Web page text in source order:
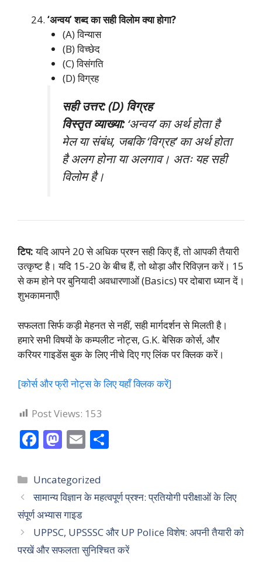
‘अन्वय’ शब्द का सही विलोम क्या होगा?
(A) विन्यास
(B) विच्छेद
(C) विसंगति
(D) विग्रह
सही उत्तर: (D) विग्रह
विस्तृत व्याख्या:‘अन्वय’ का अर्थ होता है
मेल या संबंध, जबकि ‘विग्रह’ का अर्थ होता
है अलग होना या अलगाव। अतः यह सही
विलोम है।
टिप:यदि आपने 20 से अधिक प्रश्न सही किए हैं, तो आपकी तैयारी
उत्कृष्ट है। यदि 15-20 के बीच हैं, तो थोड़ा और रिविज़न करें। 15
से कम होने पर बुनियादी अवधारणाओं (Basics) पर दोबारा ध्यान दें।
शुभकामनाएँ!
सफलता सिर्फ कड़ी मेहनत से नहीं, सही मार्गदर्शन से मिलती है।
हमारे सभी विषयों के कम्पलीट नोट्स, G.K. बेसिक कोर्स, और
करियर गाइडेंस बुक के लिए नीचे दिए गए लिंक पर क्लिक करें।
[कोर्स और फ्री नोट्स के लिए यहाँ क्लिक करें]
Post Views: 153
F
e
b
o
o
k
M
to
d
o
n
E
ai
l e
Categories
Uncategorized
सामान्य विज्ञान के महत्वपूर्ण प्रश्न: प्रतियोगी परीक्षाओं के लिए
संपूर्ण अभ्यास गाइड
UPPSC, UPSSSC और UP Police विशेष: अपनी तैयारी को
परखें और सफलता सुनिश्चित करें